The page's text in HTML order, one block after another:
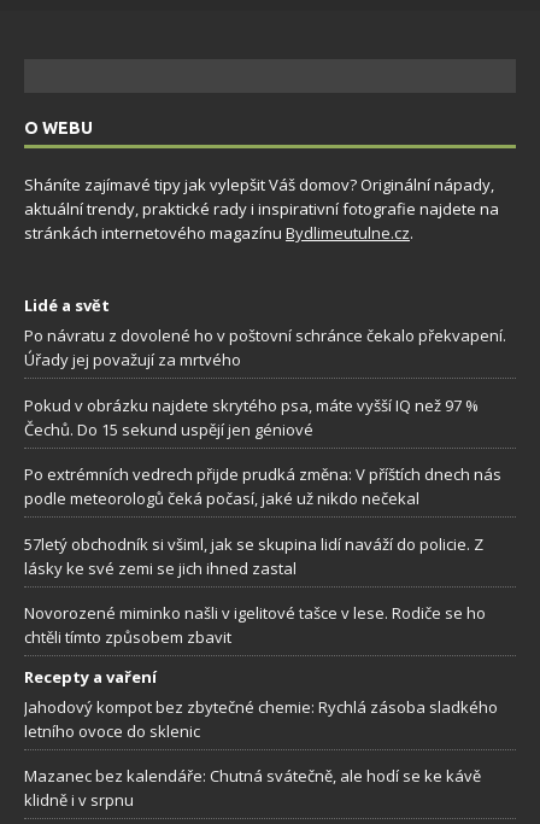
O WEBU
Sháníte zajímavé tipy jak vylepšit Váš domov? Originální nápady,
aktuální trendy, praktické rady i inspirativní fotografie najdete na
stránkách internetového magazínu Bydlimeutulne.cz.
Lidé a svět
Po návratu z dovolené ho v poštovní schránce čekalo překvapení.
Úřady jej považují za mrtvého
Pokud v obrázku najdete skrytého psa, máte vyšší IQ než 97 %
Čechů. Do 15 sekund uspějí jen géniové
Po extrémních vedrech přijde prudká změna: V příštích dnech nás
podle meteorologů čeká počasí, jaké už nikdo nečekal
57letý obchodník si všiml, jak se skupina lidí naváží do policie. Z
lásky ke své zemi se jich ihned zastal
Novorozené miminko našli v igelitové tašce v lese. Rodiče se ho
chtěli tímto způsobem zbavit
Recepty a vaření
Jahodový kompot bez zbytečné chemie: Rychlá zásoba sladkého
letního ovoce do sklenic
Mazanec bez kalendáře: Chutná svátečně, ale hodí se ke kávě
klidně i v srpnu